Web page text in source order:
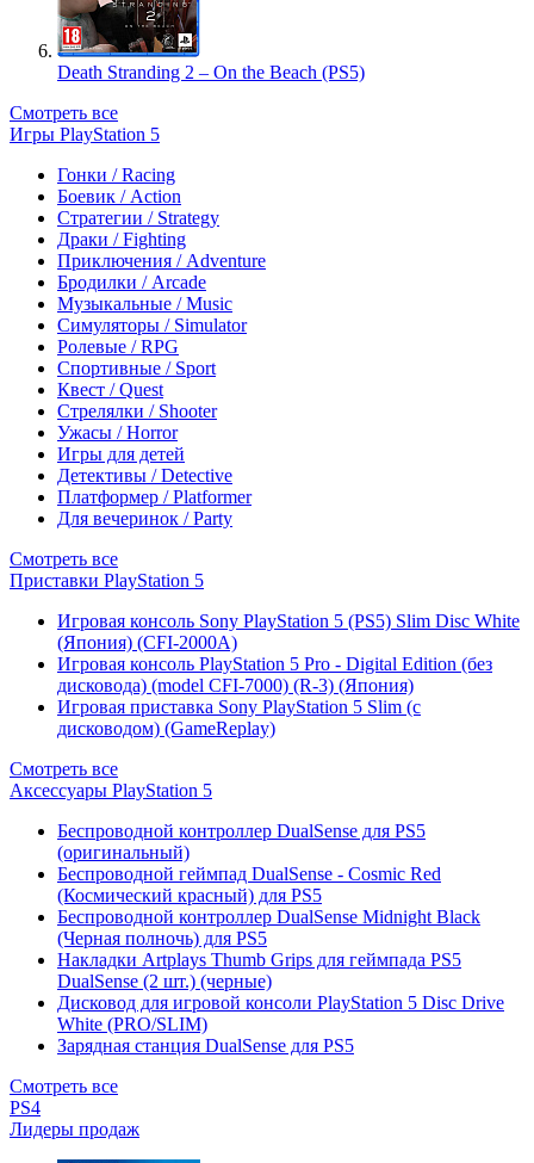
Death Stranding 2 – On the Beach (PS5)
Смотреть все
Игры PlayStation 5
Гонки / Racing
Боевик / Action
Стратегии / Strategy
Драки / Fighting
Приключения / Adventure
Бродилки / Arcade
Музыкальные / Music
Симуляторы / Simulator
Ролевые / RPG
Спортивные / Sport
Квест / Quest
Стрелялки / Shooter
Ужасы / Horror
Игры для детей
Детективы / Detective
Платформер / Platformer
Для вечеринок / Party
Смотреть все
Приставки PlayStation 5
Игровая консоль Sony PlayStation 5 (PS5) Slim Disc White
(Япония) (CFI-2000A)
Игровая консоль PlayStation 5 Pro - Digital Edition (без
дисковода) (model CFI-7000) (R-3) (Япония)
Игровая приставка Sony PlayStation 5 Slim (с
дисководом) (GameReplay)
Смотреть все
Аксессуары PlayStation 5
Беспроводной контроллер DualSense для PS5
(оригинальный)
Беспроводной геймпад DualSense - Cosmic Red
(Космический красный) для PS5
Беспроводной контроллер DualSense Midnight Black
(Черная полночь) для PS5
Накладки Artplays Thumb Grips для геймпада PS5
DualSense (2 шт.) (черные)
Дисковод для игровой консоли PlayStation 5 Disc Drive
White (PRO/SLIM)
Зарядная станция DualSense для PS5
Смотреть все
PS4
Лидеры продаж